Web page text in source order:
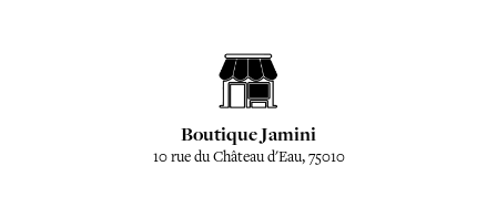
Boutique Jamini
10 rue du Château d'Eau, 75010